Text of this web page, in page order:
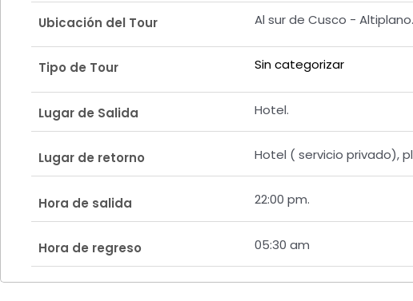
Ubicación del Tour Al sur de Cusco - Altiplano.
Tipo de Tour Sin categorizar
Lugar de Salida Hotel.
Lugar de retorno Hotel ( servicio privado),
Hora de salida 22:00 pm.
Hora de regreso 05:30 am